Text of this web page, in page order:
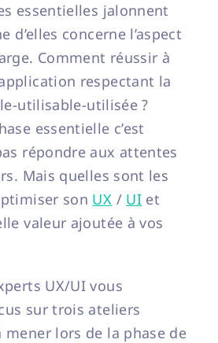
essentielles jalonnent
d’elles concerne l’aspect
Comment réussir à
respectant la
utilisable-utilisée ?
essentielle c’est
répondre aux attentes
Mais quelles sont les
son UX / UI et
valeur ajoutée à vos
UX/UI vous
sur trois ateliers
mener lors de la phase de